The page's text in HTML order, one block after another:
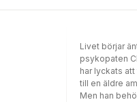
Livet börjar
psykopaten
har lyckats
till en äldre
Men han